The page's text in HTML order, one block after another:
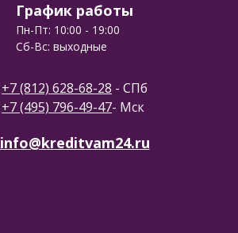
График работы
Пн-Пт: 10:00 - 19:00
Сб-Вс: выходные
+7 (812) 628-68-28 - СПб
+7 (495) 796-49-47- Мск
info@kreditvam24.ru